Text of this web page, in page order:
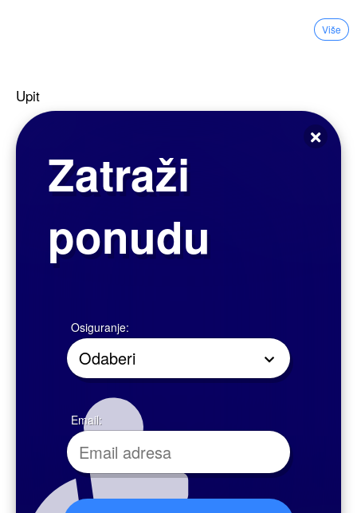
osiguranu svotu za slučaj smrti ako je uslijed nezgode ili bolesti nastupila
privremenu nesposobnost za rad
dnevnu naknadu za boravak u bolnici.
Osiguranje od posljedica nezgode vrijedi 24 sata dnevno, pri i izvan
redovnog zanimanja.
Osobe mlađe od 14 godina i starije od 75 godina, kao i osobe čija je radna
sposobnost umanjena uslijed neke teže bolesti, težih mana ili nedostataka,
posebnu naplatu premije osiguranja.
Nesretnim slučajem smatra se svaki iznenadni i od volje osiguranika
nezavisni događaj koji, djelujući uglavnom izvana i naglo na tijelo
Osiguravajući djelatnike od nesretnog slučaja, moguće je pružiti pokriće za
neke od sljedećih slučajeva:
Pri i izvan redovnog zanimanja
Teško bolesna stanja
Umirovljeni djelatnici, djelatnici za vrijeme službenog puta
Osobe s posebnim ovlastima, dioničari
Za vrijeme upravljanja motornim vozilima
Za vrijeme sportskih igara
Članovi sportskih organizacija
Članovi kućanstava
Djeca, učenici i studenti
Za vrijeme ljetovanja, zimovanja i logorovanja
Turisti i izletnici
Više
Upit